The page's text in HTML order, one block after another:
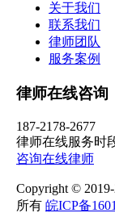
关于我们
联系我们
律师团队
服务案例
律师在线咨询
187-2178-2677
律师在线服务时
咨询在线律师
Copyright ©
所有 皖ICP备